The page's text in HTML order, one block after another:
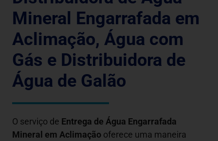
Mineral Engarrafada em
Aclimação, Água com
Gás e Distribuidora de
Água de Galão
O serviço de Entrega de Água Engarrafada
Mineral em Aclimação oferece uma maneira